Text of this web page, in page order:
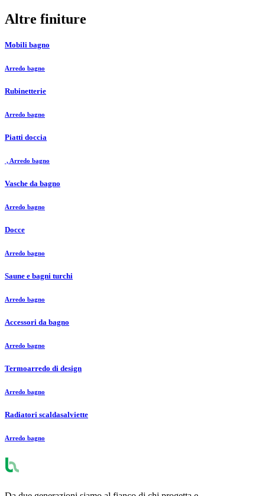
Altre finiture
Mobili bagno
Arredo bagno
Rubinetterie
Arredo bagno
Piatti doccia
, Arredo bagno
Vasche da bagno
Arredo bagno
Docce
Arredo bagno
Saune e bagni turchi
Arredo bagno
Accessori da bagno
Arredo bagno
Termoarredo di design
Arredo bagno
Radiatori scaldasalviette
Arredo bagno